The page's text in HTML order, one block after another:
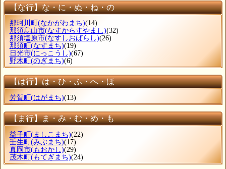
【な行】な・に・ぬ・ね・の
那珂川町 (なかがわまち)(14)
那須烏山市(なすからすやまし)(32)
那須塩原市(なすしおばらし)(26)
那須町 (なすまち)(19)
日光市(にっこうし)(67)
野木町 (のぎまち)(6)
【は行】は・ひ・ふ・へ・ほ
芳賀町 (はがまち)(13)
【ま行】ま・み・む・め・も
益子町(ましこまち)(22)
壬生町(みぶまち)(17)
真岡市(もおかし)(29)
茂木町(もてぎまち)(24)